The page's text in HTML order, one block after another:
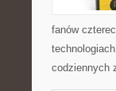
fanów
codziennych